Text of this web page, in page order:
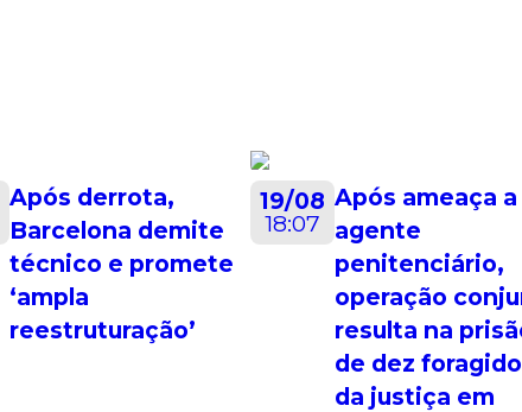
Após derrota,
Barcelona demite
técnico e promete
‘ampla
reestruturação’
19/08
18:07
Após ameaça a
agente
penitenciário,
operação
resulta na
de dez
da justiça em